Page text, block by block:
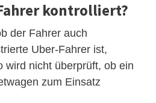
kontrolliert?
der Fahrer auch
Uber-Fahrer ist,
wird nicht überprüft, ob ein
zum Einsatz